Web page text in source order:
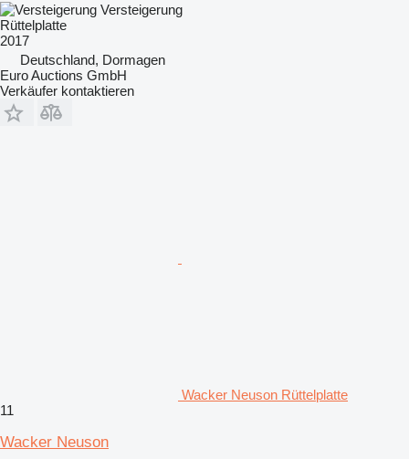
Versteigerung
Rüttelplatte
2017
Deutschland, Dormagen
Euro Auctions GmbH
Verkäufer kontaktieren
Wacker Neuson Rüttelplatte
11
Wacker Neuson